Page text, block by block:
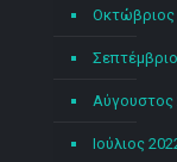
Οκτώβριος
Αύγουστος
Ιούλιος